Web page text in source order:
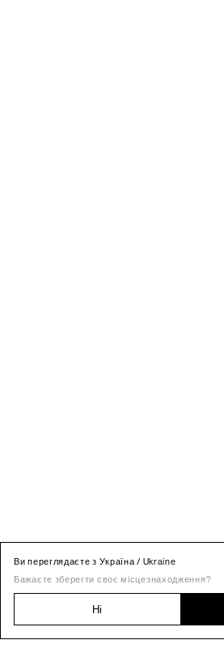
Ви переглядаєте з Україна / Ukraine
Бажаєте зберегти своє місцезнаходження?
Ні